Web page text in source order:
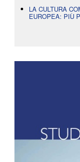
LA CULTURA
EUROPEA: PIÙ